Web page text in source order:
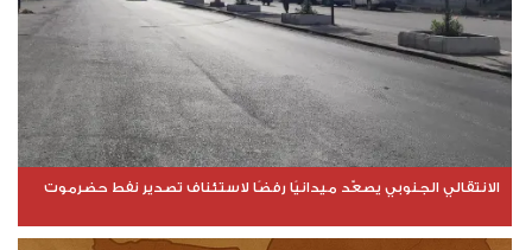
الانتقالي الجنوبي يصعّد ميدانيًا رفضًا لاستئناف تصدير نفط حضرموت